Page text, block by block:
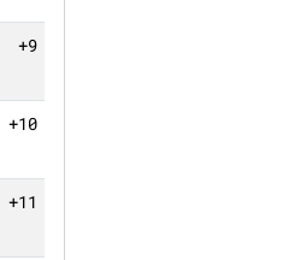
+9 кругов
+10 кругов
+11 кругов